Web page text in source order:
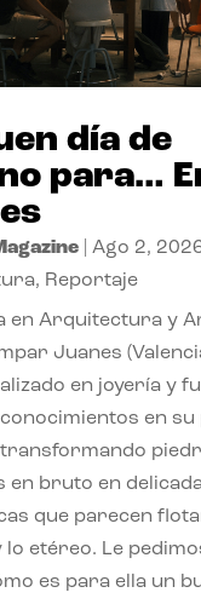
día de
para…
| Ago 2,
, Reportaje
en Arquitectura y
Juanes
en joyería y
en
en bruto en
que parecen
lo etéreo. Le
es para ella un